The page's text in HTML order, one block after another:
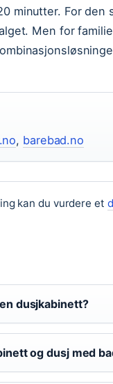
minutter. For
Men for
, barebad.no
kan du vurdere et
dusjkabinett?
og dusj med